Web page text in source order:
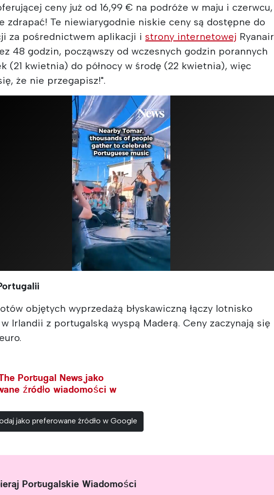
ceny już od 16,99 € na podróże w maju i czerwcu,
zdrapać! Te niewiarygodnie niskie ceny są dostępne do
za pośrednictwem aplikacji i strony internetowej Ryanair
48 godzin, począwszy od wczesnych godzin porannych
(21 kwietnia) do północy w środę (22 kwietnia), więc
że nie przegapisz!".
objętych wyprzedażą błyskawiczną łączy lotnisko
Irlandii z portugalską wyspą Maderą. Ceny zaczynają się
Portugal News jako
źródło wiadomości w
jako preferowane źródło w Google
Portugalskie Wiadomości